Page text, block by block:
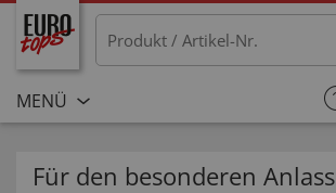
MENÜ
Für den besonderen Anlass